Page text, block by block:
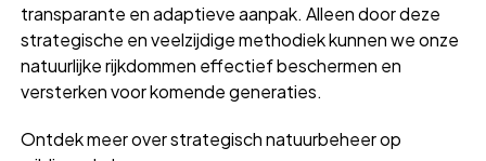
transparante en adaptieve aanpak. Alleen door deze
strategische en veelzijdige methodiek kunnen we onze
natuurlijke rijkdommen effectief beschermen en
versterken voor komende generaties.
Ontdek meer over strategisch natuurbeheer op